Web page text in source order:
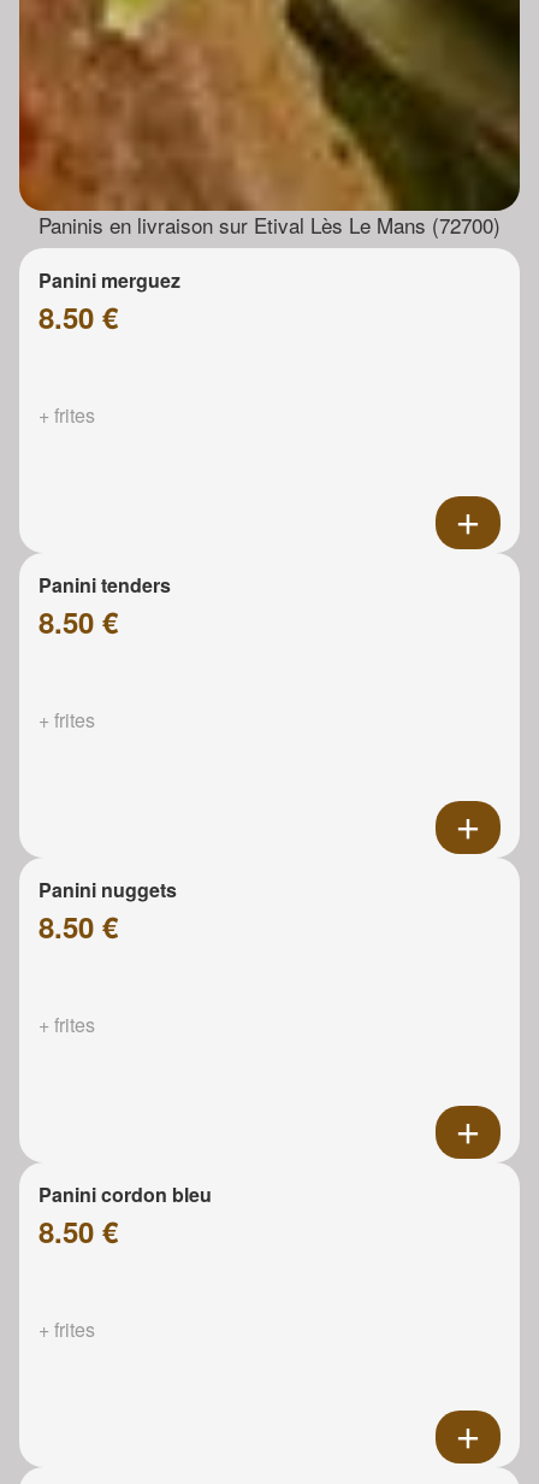
Paninis en livraison sur Etival Lès Le Mans (72700)
Panini merguez
8.50 €
+ frites
Panini tenders
8.50 €
+ frites
Panini nuggets
8.50 €
+ frites
Panini cordon bleu
8.50 €
+ frites